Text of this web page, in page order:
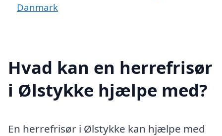
Danmark
Hvad kan en herrefrisør
i Ølstykke hjælpe med?
En herrefrisør i Ølstykke kan hjælpe med